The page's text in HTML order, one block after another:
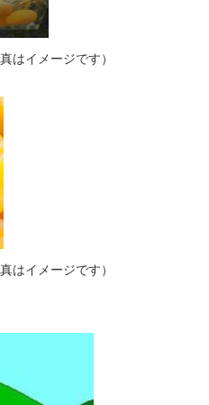
はイメージです）
はイメージです）